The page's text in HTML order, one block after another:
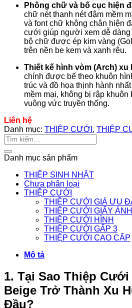
Phông chữ và bố cục hiện
chữ nét thanh nét đậm mềm
và font chữ không chân hiện
cưới giúp người xem dễ dàng
bộ chữ được ép kim vàng
trên nền be kem và xanh rêu.
Thiết kế hình vòm (Arch) xu
chính được bế theo khuôn
trúc và đồ họa thịnh hành
mềm mại, không bị rập
vuông vức truyền thống.
Liên hệ
Danh mục: THIỆP CƯỚI , THIỆP
Tìm
kiếm:
Danh mục sản phẩm
THIỆP SINH NHẬT
Chưa phân loại
THIỆP CƯỚI
THIỆP CƯỚI GIÁ ƯU
THIỆP CƯỚI GIẤY
THIỆP CƯỚI HÌNH
THIỆP CƯỚI GẤP 3
THIỆP CƯỚI CAO CẤP
Mô tả
1. Tại Sao Thiệp Cưới
Beige Trở Thành Xu
Đầu?